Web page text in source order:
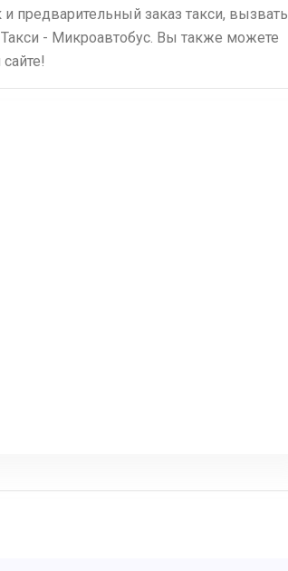
предварительный заказ такси, вызвать
- Микроавтобус. Вы также можете